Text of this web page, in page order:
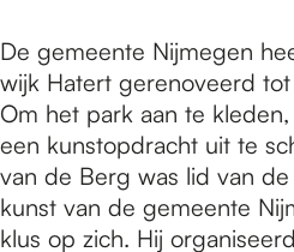
De gemeente Nijmegen
wijk Hatert gerenoveerd
Om het park aan te
een kunstopdracht uit te
van de Berg was lid van
kunst van de gemeente
klus op zich. Hij